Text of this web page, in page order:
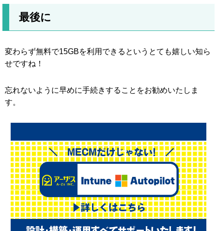
最後に
変わらず無料で15GBを利用できるというとても嬉しい知ら
せですね！
忘れないように早めに手続きすることをお勧めいたしま
す。